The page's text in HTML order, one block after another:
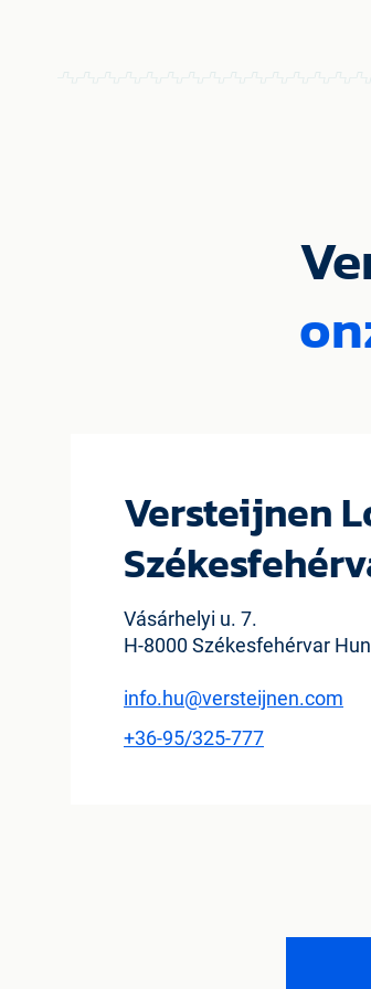
Versteijnen
Vásárhelyi u. 7.
H-8000 Székesfehérvar
info.hu@versteijnen.com
+36-95/325-777